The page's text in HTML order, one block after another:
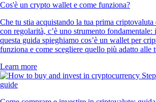
Cos'è un crypto wallet e come funziona?
Che tu stia acquistando la tua prima
con regolarità, c’è uno strumento
questa guida spieghiamo cos’è un wallet per
funziona e come scegliere quello più adatto alle
Learn more